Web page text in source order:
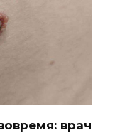
врач